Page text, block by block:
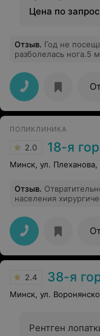
Цена по
Отзыв. Год не
разболелась нога.5
что услышала от
приходить в
пациентам.
ПОЛИКЛИНИКА
2.0 18-я
Минск, ул. Плеханова,
Отзыв.
населения
основная причина
регулирование
2.4 38-я
Минск, ул.
Рентген